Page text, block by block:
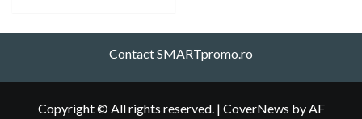
Contact SMARTpromo.ro
Copyright © All rights reserved. | CoverNews by AF